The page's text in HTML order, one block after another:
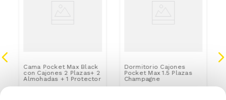
Cama Pocket Max Black
con Cajones 2 Plazas+ 2
Almohadas + 1 Protector
Dormitorio Cajones
Pocket Max 1.5 Plazas
Champagne